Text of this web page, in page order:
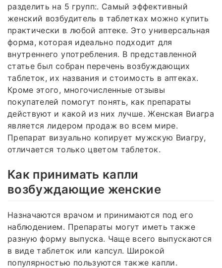
разделить на 5 групп:. Самый эффективный
женский возбудитель в таблетках можно купить
практически в любой аптеке. Это универсальная
форма, которая идеально подходит для
внутреннего употребления. В представленной
статье был собран перечень возбуждающих
таблеток, их названия и стоимость в аптеках.
Кроме этого, многочисленные отзывы
покупателей помогут понять, как препараты
действуют и какой из них лучше. Женская Виагра
является лидером продаж во всем мире.
Препарат визуально копирует мужскую Виагру,
отличается только цветом таблеток.
Как принимать капли
возбуждающие женские
Назначаются врачом и принимаются под его
наблюдением. Препараты могут иметь также
разную форму выпуска. Чаще всего выпускаются
в виде таблеток или капсул. Широкой
популярностью пользуются также капли.